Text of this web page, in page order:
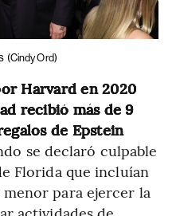
(Cindy Ord)
Harvard en 2020
recibió más de 9
de Epstein
se declaró culpable
Florida que incluían
para ejercer la